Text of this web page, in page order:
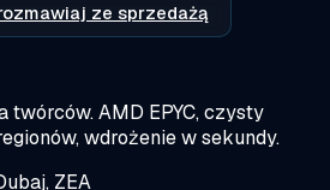
ze sprzedażą
twórców.AMD EPYC, czysty
wdrożenie w sekundy.
ZEA